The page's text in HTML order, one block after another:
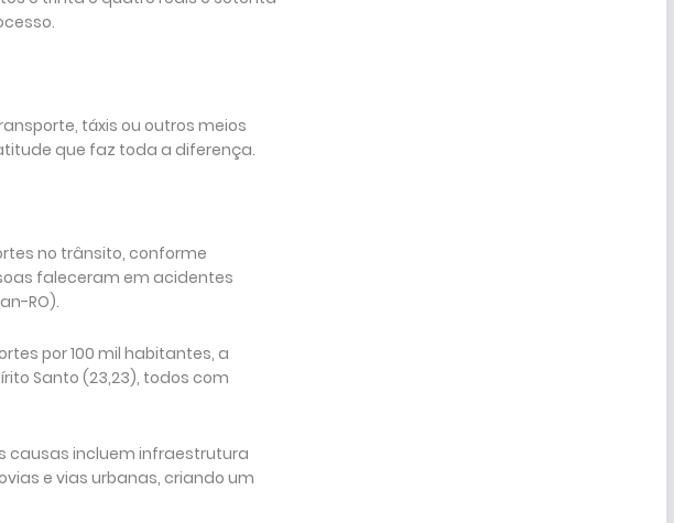
táxis ou outros meios
que faz toda a diferença.
no trânsito, conforme
faleceram em acidentes
RO).
por 100 mil habitantes, a
Santo (23,23), todos com
causas incluem infraestrutura
e vias urbanas, criando um